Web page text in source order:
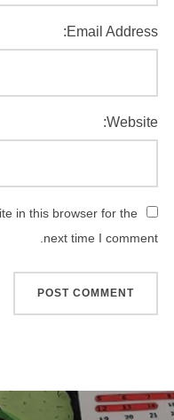
Email Address:
Website:
in this browser for the
next time I comment.
راهبری